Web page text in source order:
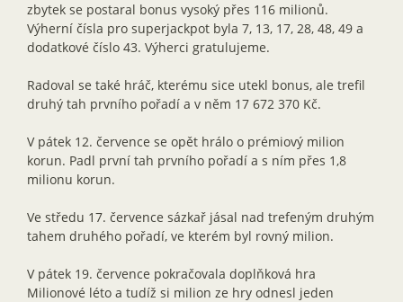
zbytek se postaral bonus vysoký přes 116 milionů.
Výherní čísla pro superjackpot byla 7, 13, 17, 28, 48, 49 a
dodatkové číslo 43. Výherci gratulujeme.
Radoval se také hráč, kterému sice utekl bonus, ale trefil
druhý tah prvního pořadí a v něm 17 672 370 Kč.
V pátek 12. července se opět hrálo o prémiový milion
korun. Padl první tah prvního pořadí a s ním přes 1,8
milionu korun.
Ve středu 17. července sázkař jásal nad trefeným druhým
tahem druhého pořadí, ve kterém byl rovný milion.
V pátek 19. července pokračovala doplňková hra
Milionové léto a tudíž si milion ze hry odnesl jeden